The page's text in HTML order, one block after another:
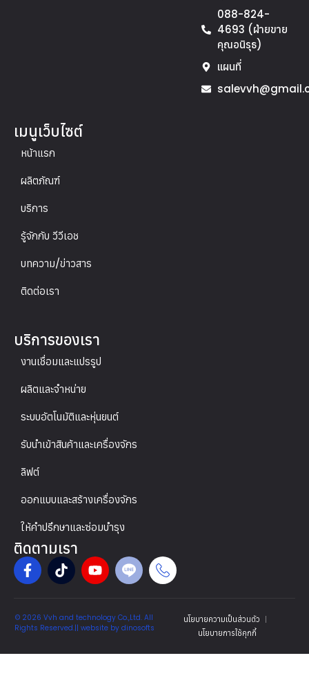
088-824-
4693 (ฝ่ายขาย
คุณอนิรุธ)
แผนที่
เมนูเว็บไซต์
หน้าแรก
ผลิตภัณฑ์
บริการ
รู้จักกับ วีวีเอช
บทความ/ข่าวสาร
ติดต่อเรา
บริการของเรา
งานเชื่อมและแปรรูป
ผลิตและจำหน่าย
ระบบอัตโนมัติและหุ่นยนต์
รับนำเข้าสินค้าและเครื่องจักร
ลิฟต์
ออกแบบและสร้างเครื่องจักร
ให้คำปรึกษาและซ่อมบำรุง
ติดตามเรา
© 2026 Vvh and technology Co.,Ltd. All
Rights Reserved.|| website by dinosofts
นโยบายความเป็นส่วนตัว
นโยบายการใช้คุกกี้